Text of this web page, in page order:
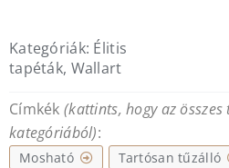
Kategóriák: Élitis
tapéták, Wallart
Címkék (kattints, hogy az
kategóriából):
Mosható Tartósan tűzálló